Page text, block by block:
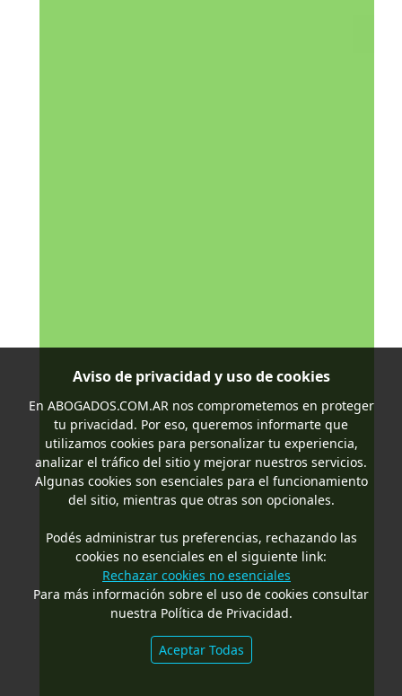
Aviso de privacidad y uso de cookies
En ABOGADOS.COM.ARnos comprometemos en proteger
tu privacidad. Por eso, queremos informarte que
utilizamos cookies para personalizar tu experiencia,
analizar el tráfico del sitio y mejorar nuestros servicios.
Algunas cookies son esenciales para el funcionamiento
del sitio, mientras que otras son opcionales.
Podés administrar tus preferencias, rechazando las
cookies no esenciales en el siguiente link:
Rechazar cookies no esenciales
Para más información sobre el uso de cookies consultar
nuestra Política de Privacidad.
Aceptar Todas